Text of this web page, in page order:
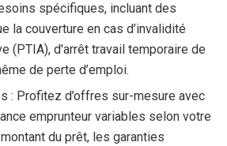
spécifiques, incluant des
la couverture en cas d’invalidité
(PTIA), d'arrêt travail temporaire de
de perte d’emploi.
: Profitez d’offres sur-mesure avec
emprunteur variables selon votre
du prêt, les garanties